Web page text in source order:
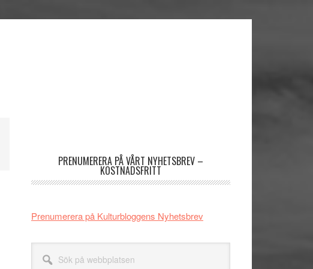
PRENUMERERA PÅ VÅRT NYHETSBREV –
KOSTNADSFRITT
Prenumerera på Kulturbloggens Nyhetsbrev